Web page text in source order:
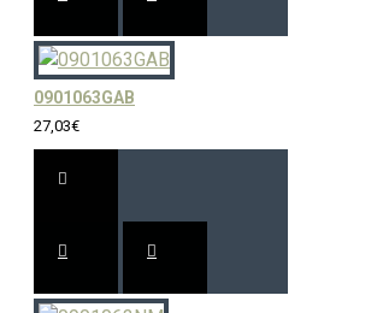
0901063GAB
27,03€